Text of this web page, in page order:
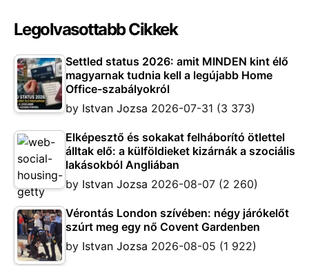
Legolvasottabb Cikkek
Settled status 2026: amit MINDEN kint élő
magyarnak tudnia kell a legújabb Home
Office-szabályokról
by Istvan Jozsa 2026-07-31 (3 373)
Elképesztő és sokakat felháborító ötlettel
álltak elő: a külföldieket kizárnák a szociális
lakásokból Angliában
by Istvan Jozsa 2026-08-07 (2 260)
Vérontás London szívében: négy járókelőt
szúrt meg egy nő Covent Gardenben
by Istvan Jozsa 2026-08-05 (1 922)